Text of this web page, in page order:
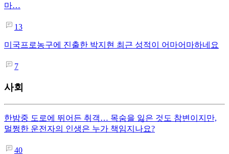
마…
13
미국프로농구에 진출한 박지현 최근 성적이 어마어마하네요
7
사회
한밤중 도로에 뛰어든 취객… 목숨을 잃은 것도 참변이지만,
멀쩡한 운전자의 인생은 누가 책임지나요?
40